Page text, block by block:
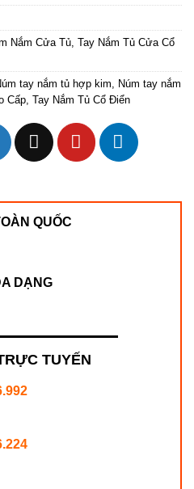
Nắm Cửa Tủ, Tay Nắm Tủ Cửa Cổ
tay nắm tủ hợp kim, Núm tay nắm
Cấp, Tay Nắm Tủ Cổ Điển
QUỐC
DẠNG
TUYẾN